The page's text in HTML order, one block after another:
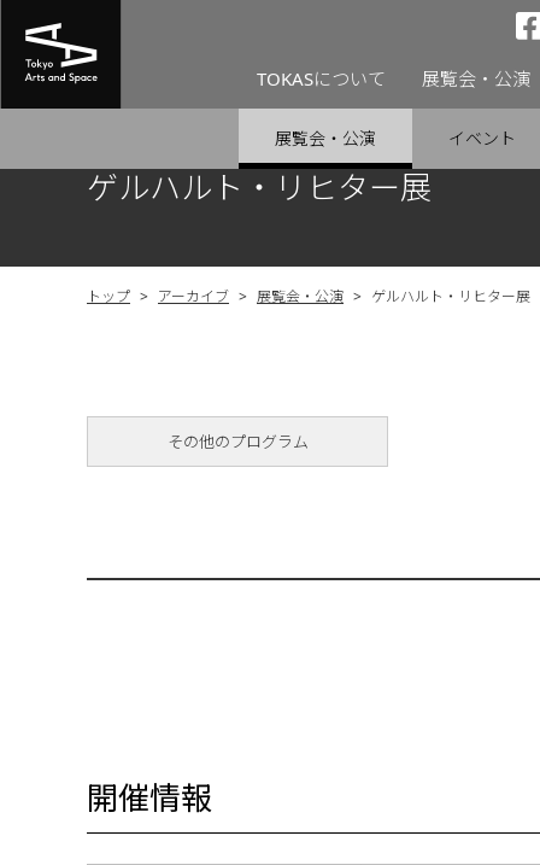
TOKASについて 展覧会・公演
展覧会・公演 イベント
ゲルハルト・リヒター展
トップ > アーカイブ > 展覧会・公演 > ゲルハルト・リヒター展
その他のプログラム
開催情報